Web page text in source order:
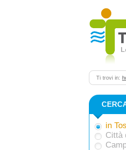
Ti trovi in:
in
Città